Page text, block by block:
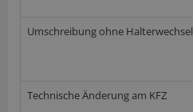
Umschreibung ohne Halterwechsel
Technische Änderung am KFZ